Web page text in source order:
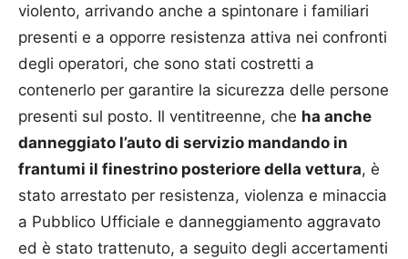
violento, arrivando anche a spintonare i familiari
presenti e a opporre resistenza attiva nei confronti
degli operatori, che sono stati costretti a
contenerlo per garantire la sicurezza delle persone
presenti sul posto. Il ventitreenne, che ha anche
danneggiato l’auto di servizio mandando in
frantumi il finestrino posteriore della vettura, è
stato arrestato per resistenza, violenza e minaccia
a Pubblico Ufficiale e danneggiamento aggravato
ed è stato trattenuto, a seguito degli accertamenti